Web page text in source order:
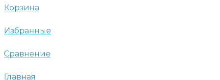
Корзина
Избранные
Сравнение
Главная